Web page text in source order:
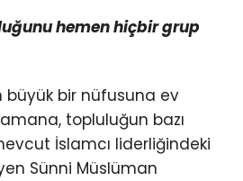
hemen hiçbir grup
büyük bir nüfusuna ev
topluluğun bazı
İslamcı liderliğindeki
Sünni Müslüman